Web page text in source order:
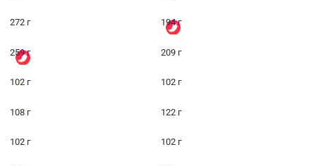
272 г 194 г
259 г 209 г
102 г 102 г
108 г 122 г
102 г 102 г